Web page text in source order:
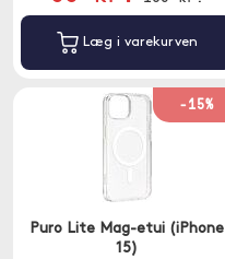
Læg i varekurven
-15%
Puro Lite Mag-etui (iPhone
15)